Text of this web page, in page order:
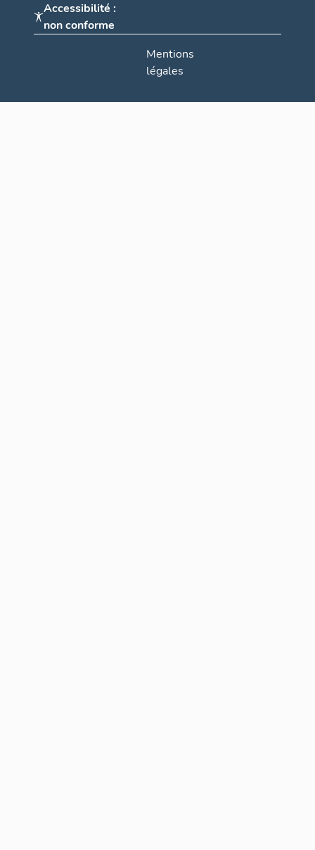
Accessibilité :
non conforme
Mentions
légales